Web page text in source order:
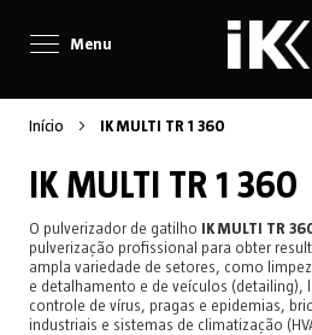
Menu
Início IK MULTI TR 1 360
IK MULTI TR 1 360
O pulverizador de gatilho IK MULTI TR
pulverização profissional para obter
ampla variedade de setores, como
e detalhamento e de veículos (detailing),
controle de vírus, pragas e epidemias,
industriais e sistemas de climatização